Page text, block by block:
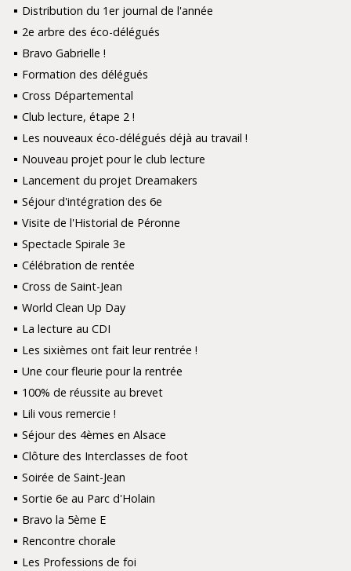
Distribution du 1er journal de l'année
2e arbre des éco-délégués
Bravo Gabrielle !
Formation des délégués
Cross Départemental
Club lecture, étape 2 !
Les nouveaux éco-délégués déjà au travail !
Nouveau projet pour le club lecture
Lancement du projet Dreamakers
Séjour d'intégration des 6e
Visite de l'Historial de Péronne
Spectacle Spirale 3e
Célébration de rentée
Cross de Saint-Jean
World Clean Up Day
La lecture au CDI
Les sixièmes ont fait leur rentrée !
Une cour fleurie pour la rentrée
100% de réussite au brevet
Lili vous remercie !
Séjour des 4èmes en Alsace
Clôture des Interclasses de foot
Soirée de Saint-Jean
Sortie 6e au Parc d'Holain
Bravo la 5ème E
Rencontre chorale
Les Professions de foi